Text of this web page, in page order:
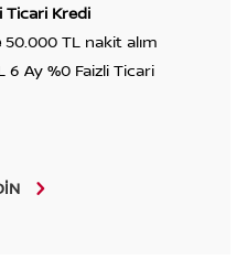
Ticari Kredi
50.000 TL nakit alım
6 Ay %0 Faizli Ticari